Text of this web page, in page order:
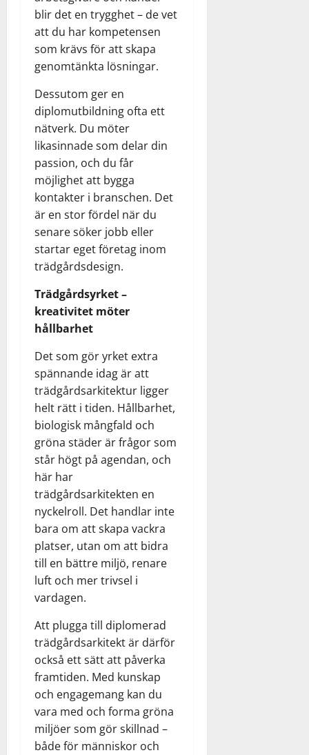
blir det en trygghet – de vet
att du har kompetensen
som krävs för att skapa
genomtänkta lösningar.
Dessutom ger en
diplomutbildning ofta ett
nätverk. Du möter
likasinnade som delar din
passion, och du får
möjlighet att bygga
kontakter i branschen. Det
är en stor fördel när du
senare söker jobb eller
startar eget företag inom
trädgårdsdesign.
Trädgårdsyrket –
kreativitet möter
hållbarhet
Det som gör yrket extra
spännande idag är att
trädgårdsarkitektur ligger
helt rätt i tiden. Hållbarhet,
biologisk mångfald och
gröna städer är frågor som
står högt på agendan, och
här har
trädgårdsarkitekten en
nyckelroll. Det handlar inte
bara om att skapa vackra
platser, utan om att bidra
till en bättre miljö, renare
luft och mer trivsel i
vardagen.
Att plugga till diplomerad
trädgårdsarkitekt är därför
också ett sätt att påverka
framtiden. Med kunskap
och engagemang kan du
vara med och forma gröna
miljöer som gör skillnad –
både för människor och